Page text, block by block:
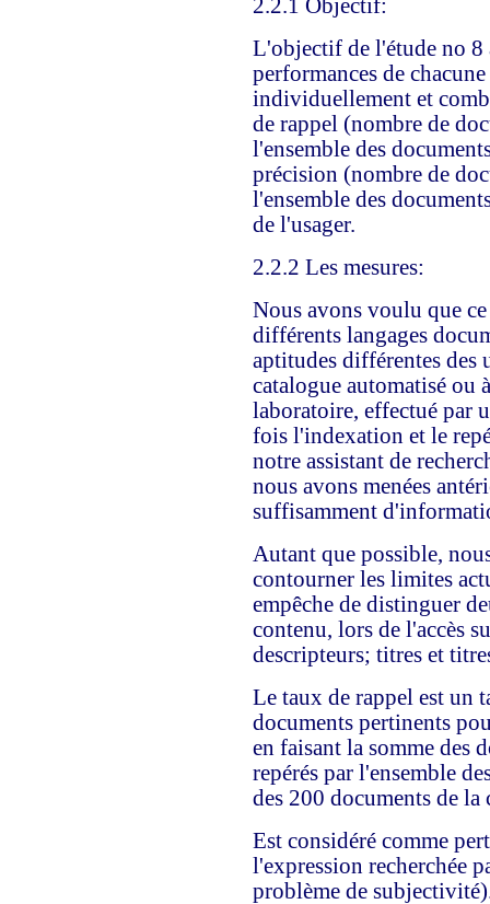
2.2.1 Objectif:
L'objectif de l'étude no 8
performances de
individuellement et
de rappel (nombre de
l'ensemble des
précision (nombre de
l'ensemble des
de l'usager.
2.2.2 Les mesures:
Nous avons voulu que ce
différents langages
aptitudes différentes des
catalogue automatisé ou
laboratoire, effectué par
fois l'indexation et le
notre assistant de
nous avons menées
suffisamment
Autant que possible,
contourner les limites
empêche de distinguer
contenu, lors de l'accès
descripteurs; titres et
Le taux de rappel est un
documents pertinents
en faisant la somme des
repérés par l'ensemble
des 200 documents de
Est considéré comme
l'expression recherchée
problème de